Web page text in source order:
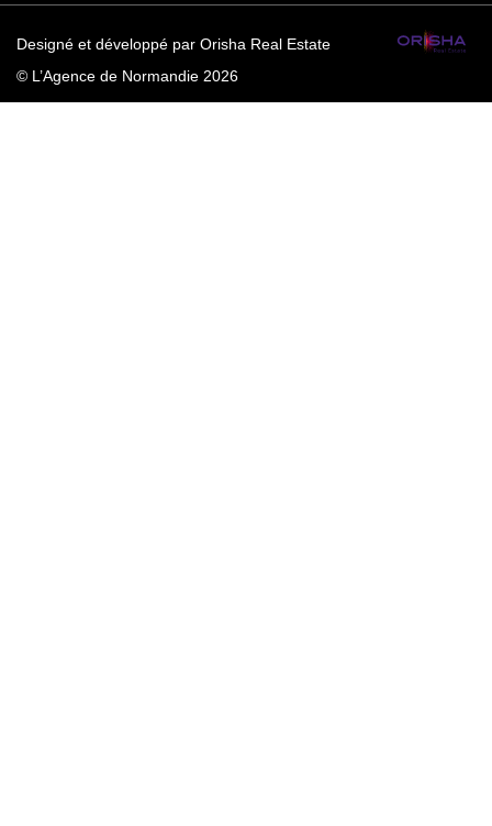
Designé et développé par Orisha Real Estate
© L’Agence de Normandie 2026